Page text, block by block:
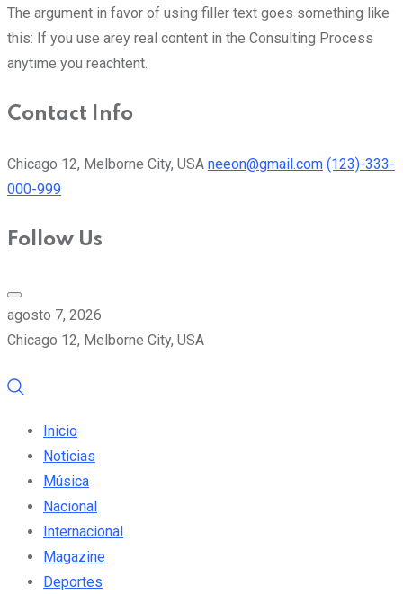
The argument in favor of using filler text goes something like
this: If you use arey real content in the Consulting Process
anytime you reachtent.
Contact Info
Chicago 12, Melborne City, USA neeon@gmail.com (123)-333-
000-999
Follow Us
agosto 7, 2026
Chicago 12, Melborne City, USA
Inicio
Noticias
Música
Nacional
Internacional
Magazine
Deportes